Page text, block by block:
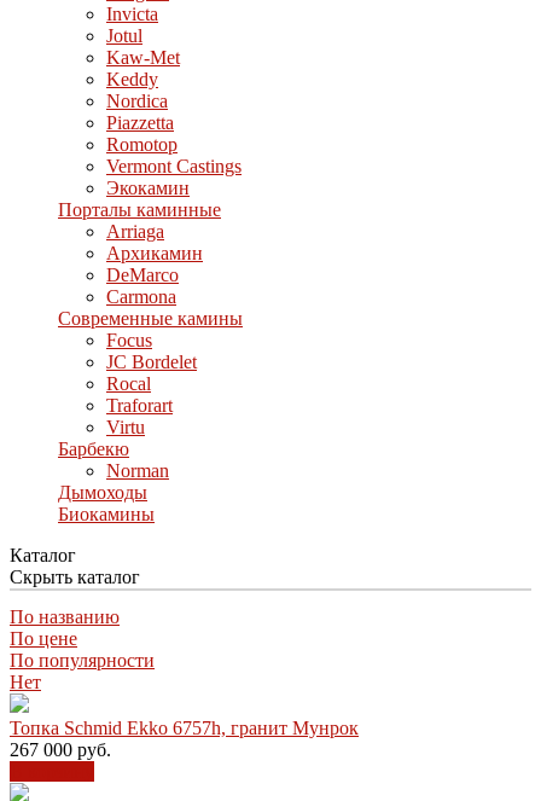
Invicta
Jotul
Kaw-Met
Keddy
Nordica
Piazzetta
Romotop
Vermont Castings
Экокамин
Порталы каминные
Arriaga
Архикамин
DeMarco
Carmona
Современные камины
Focus
JC Bordelet
Rocal
Traforart
Virtu
Барбекю
Norman
Дымоходы
Биокамины
Каталог
Скрыть каталог
По названию
По цене
По популярности
Нет
Топка Schmid Ekko 6757h, гранит Мунрок
267 000 руб.